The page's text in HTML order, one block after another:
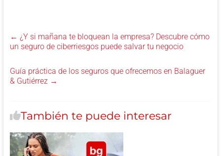
← ¿Y si mañana te bloquean la empresa? Descubre cómo
un seguro de ciberriesgos puede salvar tu negocio
Guía práctica de los seguros que ofrecemos en Balaguer
& Gutiérrez →
También te puede interesar